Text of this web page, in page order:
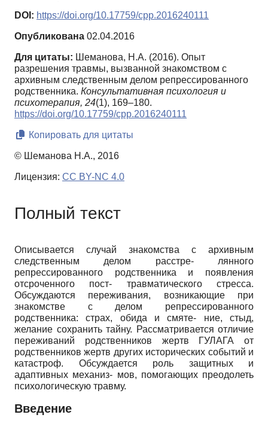
DOI: https://doi.org/10.17759/cpp.2016240111
Опубликована 02.04.2016
Для цитаты: Шеманова, Н.А. (2016). Опыт
разрешения травмы, вызванной знакомством с
архивным следственным делом репрессированного
родственника. Консультативная психология и
психотерапия, 24(1), 169–180.
https://doi.org/10.17759/cpp.2016240111
Копировать для цитаты
© Шеманова Н.А., 2016
Лицензия: CC BY-NC 4.0
Полный текст
Описывается случай знакомства с архивным
следственным делом расстре- лянного
репрессированного родственника и появления
отсроченного пост- травматического стресса.
Обсуждаются переживания, возникающие при
знакомстве с делом репрессированного
родственника: страх, обида и смяте- ние, стыд,
желание сохранить тайну. Рассматривается отличие
переживаний родственников жертв ГУЛАГА от
родственников жертв других исторических событий и
катастроф. Обсуждается роль защитных и
адаптивных механиз- мов, помогающих преодолеть
психологическую травму.
Введение